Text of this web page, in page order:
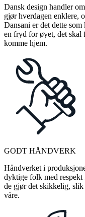
Dansk design handler
gjør hverdagen enklere,
Dansani er det dette
en fryd for øyet, det skal
komme hjem.
GODT HÅNDVERK
Håndverket i
dyktige folk med respekt
de gjør det skikkelig, slik
våre.